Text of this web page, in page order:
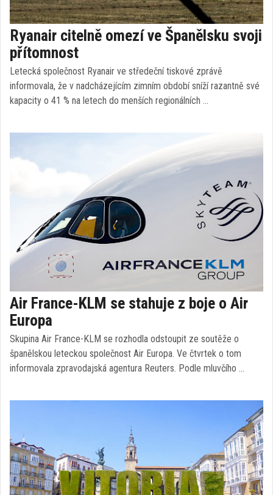
Ryanair citelně omezí ve Španělsku svoji
přítomnost
Letecká společnost Ryanair ve středeční tiskové zprávě
informovala, že v nadcházejícím zimním období sníží razantně své
kapacity o 41 % na letech do menších regionálních …
Air France-KLM se stahuje z boje o Air
Europa
Skupina Air France-KLM se rozhodla odstoupit ze soutěže o
španělskou leteckou společnost Air Europa. Ve čtvrtek o tom
informovala zpravodajská agentura Reuters. Podle mluvčího …